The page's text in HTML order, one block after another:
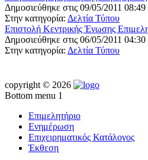
Δημοσιεύθηκε στις 09/05/2011 08:49
Στην κατηγορία: Δελτία Τύπου
Επιστολή Κεντρικής Ένωσης
Δημοσιεύθηκε στις 06/05/2011 04:30
Στην κατηγορία: Δελτία Τύπου
copyright © 2026
Bottom menu 1
Επιμελητήριο
Ενημέρωση
Επιχειρηματικός Κατάλογος
Έκθεση